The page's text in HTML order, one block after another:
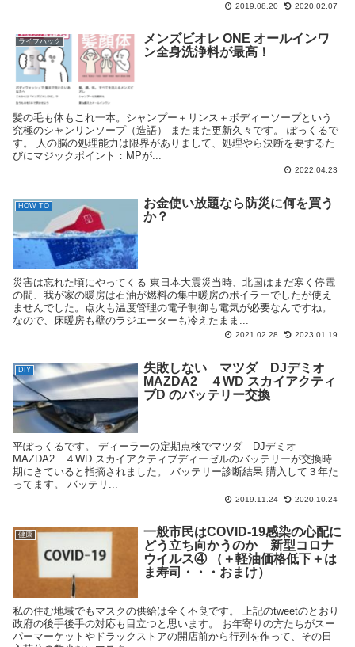
2019.08.20 2020.02.07
ライフハック
メンズビオレ ONE オールインワ
ン全身洗浄料が最高！
髪の毛も体もこれ一本。シャンプー＋リンス＋ボディーソープという
究極のシャンリンソープ（造語） またまた更新久々です。 ぽっくるで
す。 人の脳の処理能力は限界がありまして、処理やら決断を要するた
びにマジックポイント：MPが...
2022.04.23
HOW TO
お金使い放題なら防災に何を買う
か？
災害は忘れた頃にやってくる 東日本大震災当時、北国はまだ寒く停電
の間、我が家の暖房は石油が燃料の集中暖房のボイラーでしたが使え
ませんでした。点火も温度管理の電子制御も電気が必要なんですね。
なので、床暖房も壁のラジエーターも冷えたまま...
2021.02.28 2023.01.19
DIY
失敗しない マツダ DJデミオ
MAZDA2 ４WD スカイアクティ
ブD のバッテリー交換
平ぽっくるです。 ディーラーの定期点検でマツダ DJデミオ
MAZDA2 ４WD スカイアクティブディーゼルのバッテリーが交換時
期にきていると指摘されました。 バッテリー診断結果 購入して３年た
ってます。 バッテリ...
2019.11.24 2020.10.24
健康
一般市民はCOVID-19感染の心配に
どう立ち向かうのか 新型コロナ
ウイルス④ （＋軽油価格低下＋は
ま寿司・・・おまけ）
私の住む地域でもマスクの供給は全く不良です。 上記のtweetのとおり
政府の後手後手の対応も目立つと思います。 お年寄りの方たちがスー
パーマーケットやドラックストアの開店前から行列を作って、その日